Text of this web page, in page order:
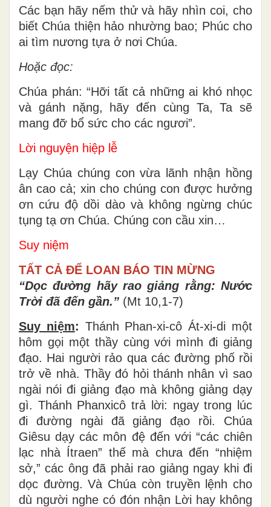
Các bạn hãy nếm thử và hãy nhìn coi, cho
biết Chúa thiện hảo nhường bao; Phúc cho
ai tìm nương tựa ở nơi Chúa.
Hoặc đọc:
Chúa phán: “Hỡi tất cả những ai khó nhọc
và gánh nặng, hãy đến cùng Ta, Ta sẽ
mang đỡ bổ sức cho các ngươi”.
Lời nguyện hiệp lễ
Lạy Chúa chúng con vừa lãnh nhận hồng
ân cao cả; xin cho chúng con được hưởng
ơn cứu độ dồi dào và không ngừng chúc
tụng tạ ơn Chúa. Chúng con cầu xin…
Suy niệm
TẤT CẢ ĐỂ LOAN BÁO TIN MỪNG
“Dọc đường hãy rao giảng rằng: Nước
Trời đã đến gần.” (Mt 10,1-7)
Suy niệm: Thánh Phan-xi-cô Át-xi-di một
hôm gọi một thầy cùng với mình đi giảng
đạo. Hai người rảo qua các đường phố rồi
trở về nhà. Thầy đó hỏi thánh nhân vì sao
ngài nói đi giảng đạo mà không giảng dạy
gì. Thánh Phanxicô trả lời: ngay trong lúc
đi đường ngài đã giảng đạo rồi. Chúa
Giêsu dạy các môn đệ đến với “các chiên
lạc nhà Ítraen” thế mà chưa đến “nhiệm
sở,” các ông đã phải rao giảng ngay khi đi
dọc đường. Và Chúa còn truyền lệnh cho
dù người nghe có đón nhận Lời hay không